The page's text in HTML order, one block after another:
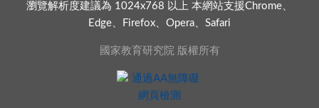
瀏覽解析度建議為 1024x768 以上 本網站支援Chrome、
Edge、Firefox、Opera、Safari
國家教育研究院 版權所有